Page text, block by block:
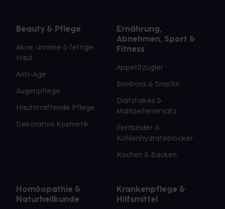
Beauty & Pflege
Akne, unreine & fettige
Haut
Anti-Age
Augenpflege
Hautstraffende Pflege
Dekorative Kosmetik
Ernährung,
Abnehmen, Sport &
Fitness
Appetitzügler
Bonbons & Snacks
Diätshakes &
Mahlzeitenersatz
Fettbinder &
Kohlenhydrateblocker
Kochen & Backen
Homöopathie &
Naturheilkunde
Krankenpflege &
Hilfsmittel